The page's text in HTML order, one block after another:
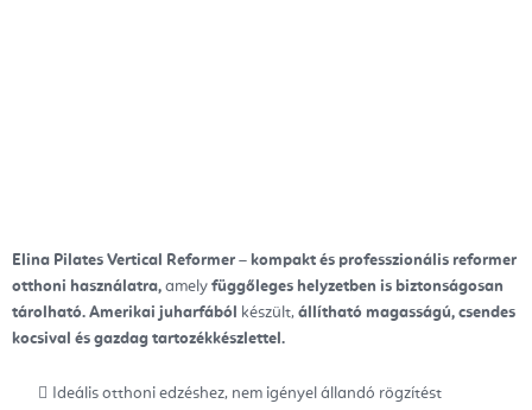
Elina Pilates Vertical Reformer – kompakt és professzionális reformer
otthoni használatra, amely függőleges helyzetben is biztonságosan
tárolható. Amerikai juharfából készült, állítható magasságú, csendes
kocsival és gazdag tartozékkészlettel.
Ideális otthoni edzéshez, nem igényel állandó rögzítést